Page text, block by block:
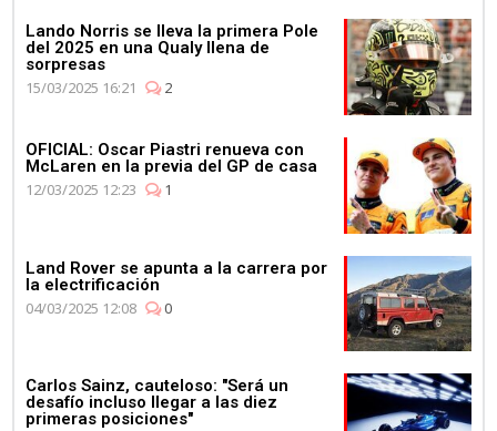
Lando Norris se lleva la primera Pole
del 2025 en una Qualy llena de
sorpresas
15/03/2025 16:21
2
OFICIAL: Oscar Piastri renueva con
McLaren en la previa del GP de casa
12/03/2025 12:23
1
Land Rover se apunta a la carrera por
la electrificación
04/03/2025 12:08
0
Carlos Sainz, cauteloso: "Será un
desafío incluso llegar a las diez
primeras posiciones"